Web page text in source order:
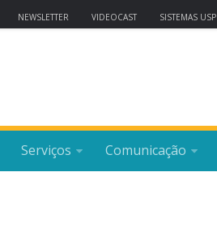
NEWSLETTER VIDEOCAST SISTEMAS USP
Serviços Comunicação